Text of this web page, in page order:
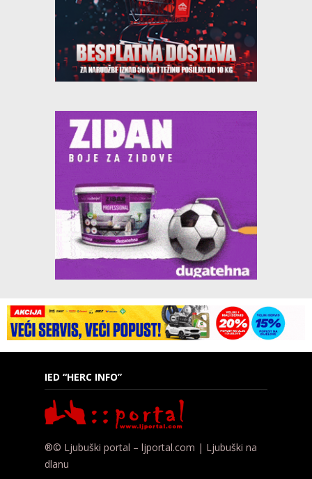
IED “HERC INFO”
®© Ljubuški portal – ljportal.com | Ljubuški na
dlanu